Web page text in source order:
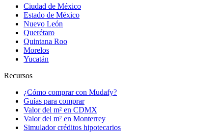
Ciudad de México
Estado de México
Nuevo León
Querétaro
Quintana Roo
Morelos
Yucatán
Recursos
¿Cómo comprar con Mudafy?
Guías para comprar
Valor del m² en CDMX
Valor del m² en Monterrey
Simulador créditos hipotecarios